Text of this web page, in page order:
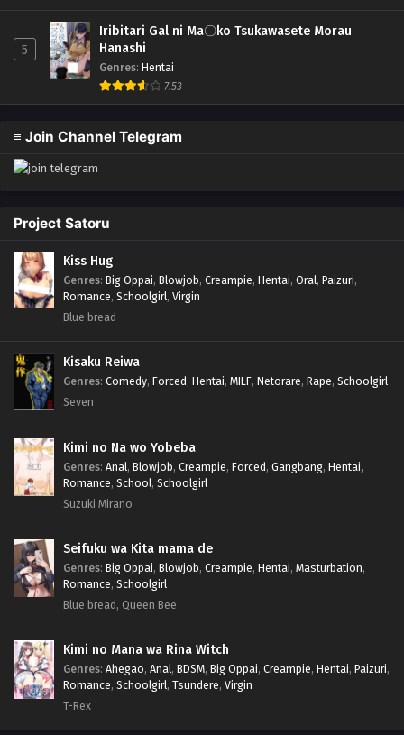
5
Iribitari Gal ni Ma〇ko Tsukawasete Morau
Hanashi
Genres: Hentai
7.53
≡ Join Channel Telegram
Project Satoru
Kiss Hug
Genres: Big Oppai, Blowjob, Creampie, Hentai, Oral, Paizuri,
Romance, Schoolgirl, Virgin
Blue bread
Kisaku Reiwa
Genres: Comedy, Forced, Hentai, MILF, Netorare, Rape, Schoolgirl
Seven
Kimi no Na wo Yobeba
Genres: Anal, Blowjob, Creampie, Forced, Gangbang, Hentai,
Romance, School, Schoolgirl
Suzuki Mirano
Seifuku wa Kita mama de
Genres: Big Oppai, Blowjob, Creampie, Hentai, Masturbation,
Romance, Schoolgirl
Blue bread, Queen Bee
Kimi no Mana wa Rina Witch
Genres: Ahegao, Anal, BDSM, Big Oppai, Creampie, Hentai, Paizuri,
Romance, Schoolgirl, Tsundere, Virgin
T-Rex